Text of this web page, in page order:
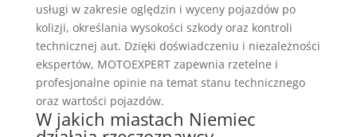
usługi w zakresie oględzin i wyceny pojazdów po
kolizji, określania wysokości szkody oraz kontroli
technicznej aut. Dzięki doświadczeniu i niezależności
ekspertów, MOTOEXPERT zapewnia rzetelne i
profesjonalne opinie na temat stanu technicznego
oraz wartości pojazdów.
W jakich miastach Niemiec